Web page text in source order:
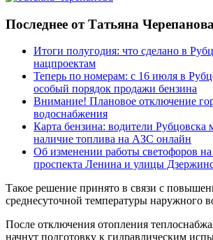
Последнее от Татьяна Черепанова
Итоги полугодия: что сделано в
нацпроектам
Теперь по номерам: с 16 июля в
особый порядок продажи бензина
Внимание! Плановое отключение
водоснабжения
Карта бензина: водители Рубцовска
наличие топлива на АЗС онлайн
Об изменении работы светофоров на
проспекта Ленина и улицы
Такое решение принято в связи с
среднесуточной температуры наружного
После отключения отопления
начнут подготовку к гидравлическим